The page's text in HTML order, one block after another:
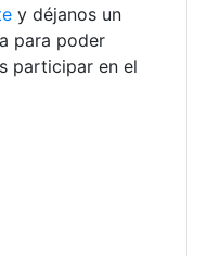
y déjanos un
para poder
participar en el